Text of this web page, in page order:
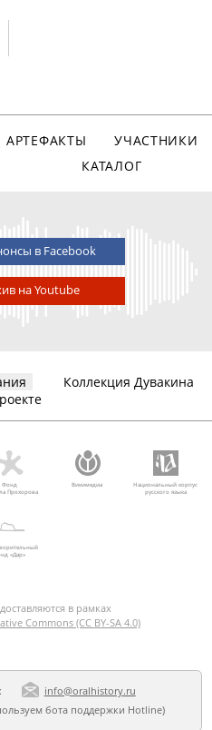
АРТЕФАКТЫ
УЧАСТНИКИ
КАТАЛОГ
в Facebook
на Youtube
Коллекция Дувакина
Фонд
Прохорова
Викимедиа
Национальный корпус
русского языка
«Дар»
в рамках
Commons (CC BY-SA 4.0)
info@oralhistory.ru
бота поддержки Hotline)